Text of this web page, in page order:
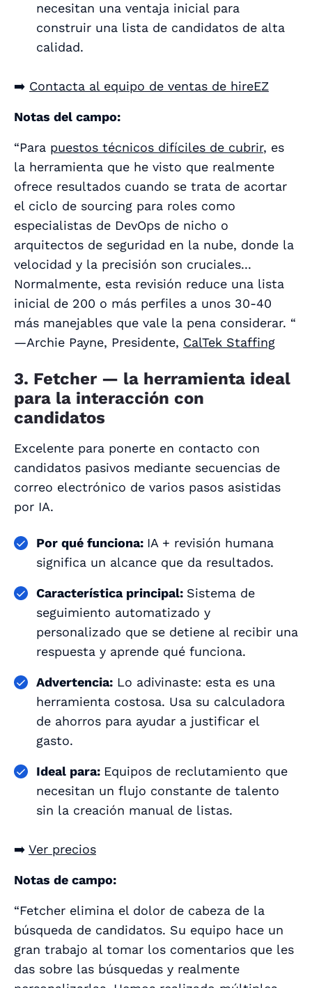
necesitan una ventaja inicial para
construir una lista de candidatos de alta
calidad.
➡️ Contacta al equipo de ventas de hireEZ
Notas del campo:
“Para puestos técnicos difíciles de cubrir, es
la herramienta que he visto que realmente
ofrece resultados cuando se trata de acortar
el ciclo de sourcing para roles como
especialistas de DevOps de nicho o
arquitectos de seguridad en la nube, donde la
velocidad y la precisión son cruciales...
Normalmente, esta revisión reduce una lista
inicial de 200 o más perfiles a unos 30-40
más manejables que vale la pena considerar. “
—Archie Payne, Presidente, CalTek Staffing
3. Fetcher — la herramienta ideal
para la interacción con
candidatos
Excelente para ponerte en contacto con
candidatos pasivos mediante secuencias de
correo electrónico de varios pasos asistidas
por IA.
Por qué funciona: IA + revisión humana
significa un alcance que da resultados.
Característica principal: Sistema de
seguimiento automatizado y
personalizado que se detiene al recibir una
respuesta y aprende qué funciona.
Advertencia: Lo adivinaste: esta es una
herramienta costosa. Usa su calculadora
de ahorros para ayudar a justificar el
gasto.
Ideal para: Equipos de reclutamiento que
necesitan un flujo constante de talento
sin la creación manual de listas.
➡️ Ver precios
Notas de campo:
“Fetcher elimina el dolor de cabeza de la
búsqueda de candidatos. Su equipo hace un
gran trabajo al tomar los comentarios que les
das sobre las búsquedas y realmente